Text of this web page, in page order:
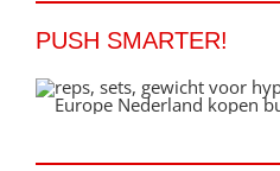
PUSH SMARTER!